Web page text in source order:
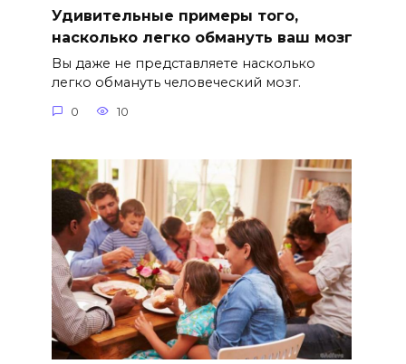
Удивительные примеры того,
насколько легко обмануть ваш мозг
Вы даже не представляете насколько
легко обмануть человеческий мозг.
0 10